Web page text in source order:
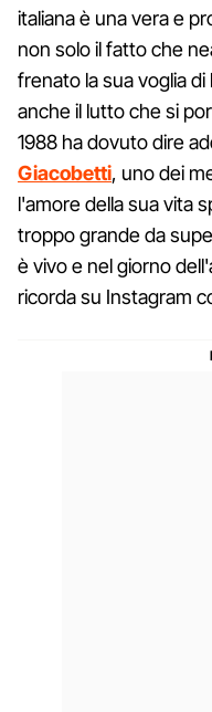
italiana è una vera e
non solo il fatto che
frenato la sua voglia di
anche il lutto che si
1988 ha dovuto dire
Giacobetti, uno dei
l'amore della sua vita
troppo grande da
è vivo e nel giorno
ricorda su Instagram